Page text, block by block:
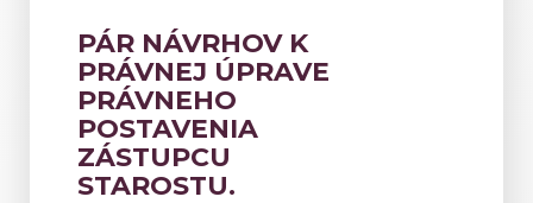
PÁR NÁVRHOV K
PRÁVNEJ ÚPRAVE
PRÁVNEHO
POSTAVENIA
ZÁSTUPCU
STAROSTU.